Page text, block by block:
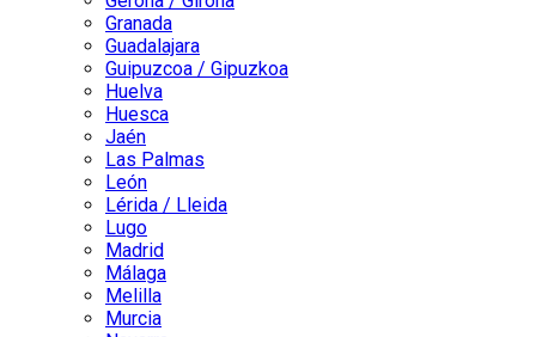
Granada
Guadalajara
Guipuzcoa / Gipuzkoa
Huelva
Huesca
Jaén
Las Palmas
León
Lérida / Lleida
Lugo
Madrid
Málaga
Melilla
Murcia